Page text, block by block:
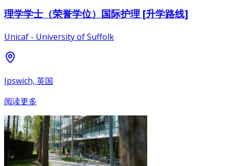
理学学士（荣誉学位）国际护理 [升学路线]
Unicaf - University of Suffolk
Ipswich, 英国
阅读更多